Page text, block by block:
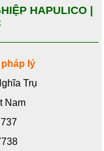
HAPULICO |
lý
Trụ
Nam